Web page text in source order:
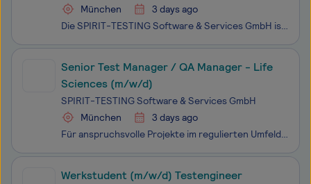
München
3 days ago
Die SPIRIT-TESTING Software & Services GmbH ist Teil der TestSolutions Group mit insgesamt rund 250 Mitarbeiter: innen. Als agiles IT-Unternehmen sind wir auf Software-Qualitätssicherung, Testautomatisierung und regulatorische Beratung spezialisiert. Wir unterstützen namhafte Kunden aus Branchen
Senior Test Manager / QA Manager - Life
Sciences (m/w/d)
SPIRIT-TESTING Software & Services GmbH
München
3 days ago
Für anspruchsvolle Projekte im regulierten Umfeld der Life Sciences suchen wir Sie als Senior Test Manager / QA Manager (m/w/d). Die SPIRIT-TESTING Software & Services GmbH ist Teil der TestSolutions Group mit insgesamt rund 250 Mitarbeiter: innen. Als agiles IT-Unternehmen sind wir auf Software
Werkstudent (m/w/d) Testengineer